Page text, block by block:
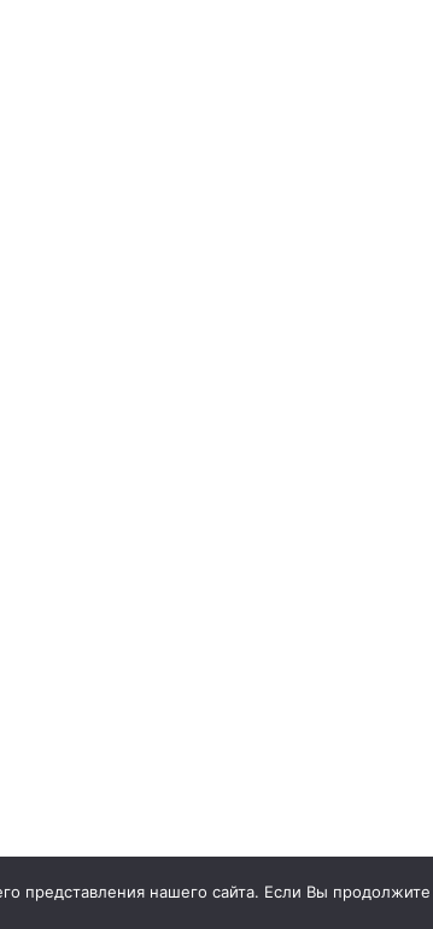
представления нашего сайта. Если Вы продолжите